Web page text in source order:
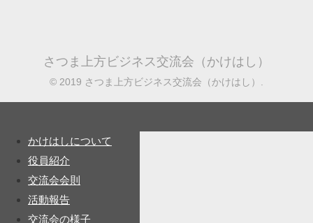
さつま上方ビジネス交流会（かけはし）
© 2019 さつま上方ビジネス交流会（かけはし）.
かけはしについて
役員紹介
交流会会則
活動報告
交流会の様子